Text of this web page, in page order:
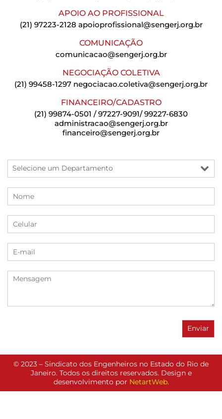
APOIO AO PROFISSIONAL
(21) 97223-2128 apoioprofissional@sengerj.org.br
COMUNICAÇÃO
comunicacao@sengerj.org.br
NEGOCIAÇÃO COLETIVA
(21) 99458-1297 negociacao.coletiva@sengerj.org.br
FINANCEIRO/CADASTRO
(21) 99874-0501 / 97227-9091/ 99227-6830
administracao@sengerj.org.br
financeiro@sengerj.org.br
© 2023 – Sindicato dos Engenheiros no Estado do Rio de
Janeiro. Todos os direitos reservados. Design e
desenvolvimento por NetartWeb.